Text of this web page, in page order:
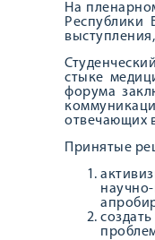
На
Республики
стыке
форума
отвечающих
Принятые